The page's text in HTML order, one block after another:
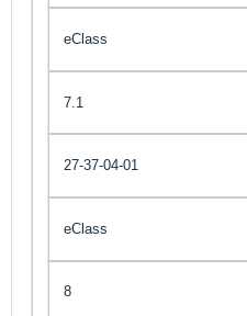
eClass
7.1
27-37-04-01
eClass
8